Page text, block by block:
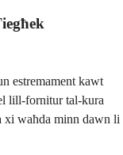
estremament kawt
lill-fornitur tal-kura
xi waħda minn dawn li